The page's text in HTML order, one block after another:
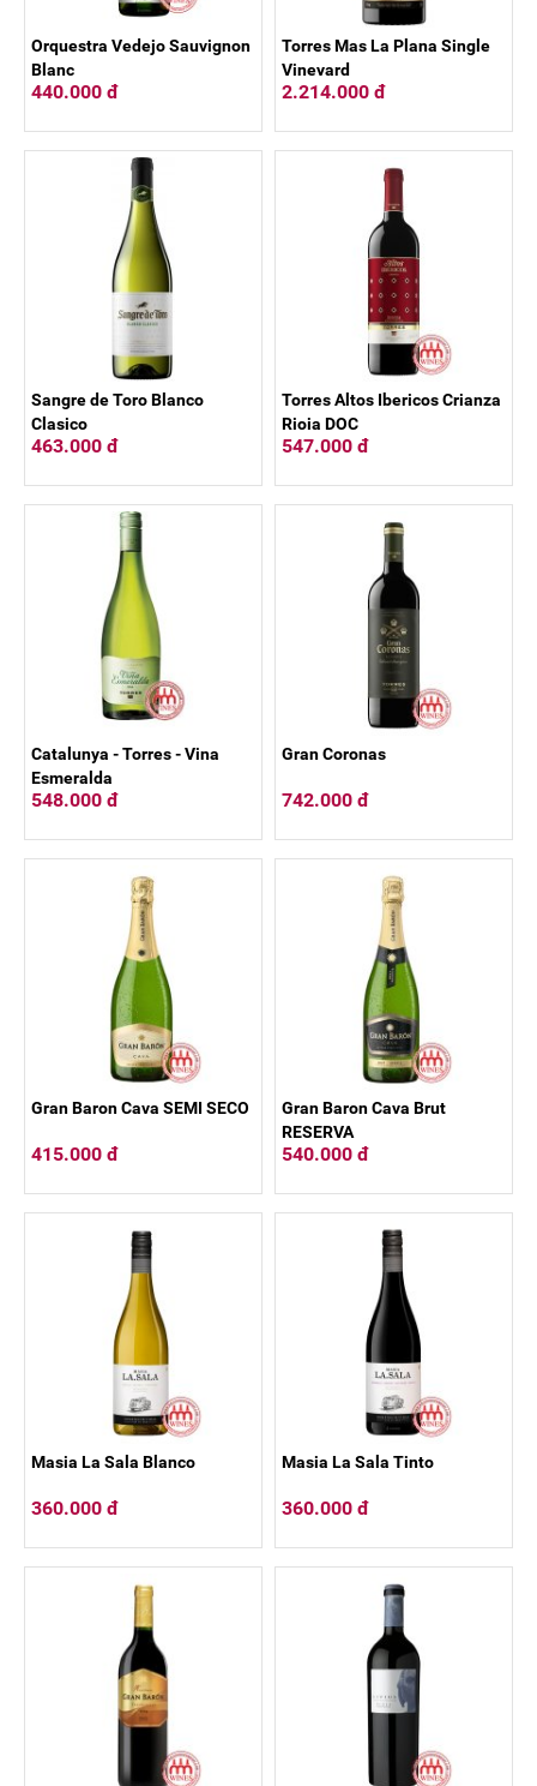
Orquestra Vedejo Sauvignon
Blanc
440.000 đ
Torres Mas La Plana Single
Vineyard
2.214.000 đ
Sangre de Toro Blanco
Clasico
463.000 đ
Torres Altos Ibericos Crianza
Rioja DOC
547.000 đ
Catalunya - Torres - Vina
Esmeralda
548.000 đ
Gran Coronas
742.000 đ
Gran Baron Cava SEMI SECO
415.000 đ
Gran Baron Cava Brut
RESERVA
540.000 đ
Masia La Sala Blanco
360.000 đ
Masia La Sala Tinto
360.000 đ